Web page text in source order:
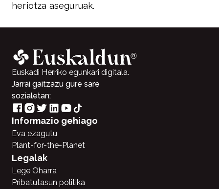
heriotza aseguruak.
Euskadi Herriko egunkari digitala.
Jarrai gaitzazu gure sare
sozialetan:
Informazio gehiago
Eva ezagutu
Plant-for-the-Planet
Legalak
Lege Oharra
Pribatutasun politika